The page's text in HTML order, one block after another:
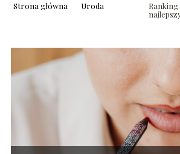
Strona główna Uroda
Ranking